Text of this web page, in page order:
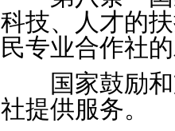
科技、人才的
民专业合作社
国家鼓励和
社提供服务。